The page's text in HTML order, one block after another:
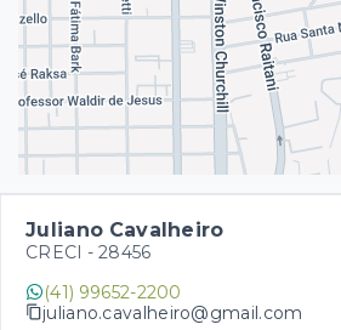
Juliano Cavalheiro
CRECI - 28456
(41) 99652-2200
juliano.cavalheiro@gmail.com